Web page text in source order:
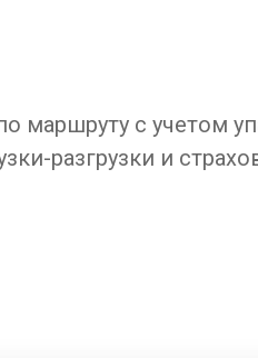
маршруту с учетом
разгрузки и